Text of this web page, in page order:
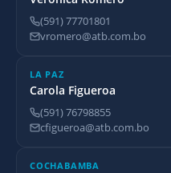
(591) 77701801
vromero@atb.com.bo
LA PAZ
Carola Figueroa
(591) 76798855
cfigueroa@atb.com.bo
COCHABAMBA